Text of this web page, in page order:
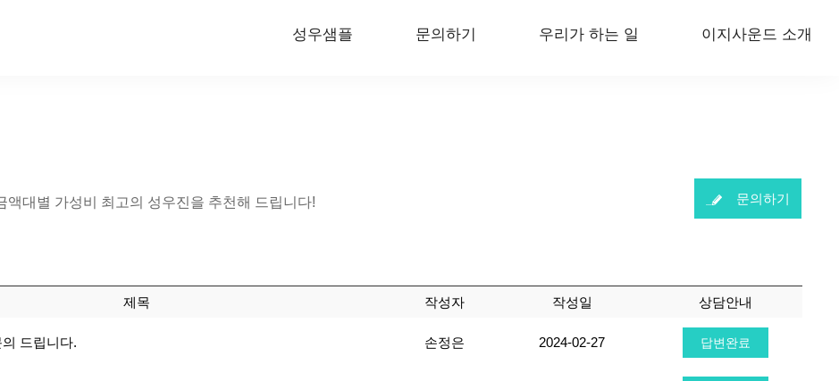
성우샘플 문의하기 우리가 하는 일 이지사운드 소개
액대별 가성비 최고의 성우진을 추천해 드립니다! 문의하기
제목 작성자 작성일 상담안내
드립니다. 손정은 2024-02-27 답변완료